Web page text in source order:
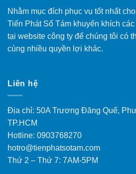
Nhằm mục đích phục vụ tốt nhất
Tiến Phát Số Tám khuyến khích
tại website công ty để chúng tôi có
cùng nhiều quyền lợi khác.
Liên hệ
Địa chỉ: 50A Trương Đăng Quế,
TP.HCM
Hotline: 0903768270
hotro@tienphatsotam.com
Thứ 2 – Thứ 7: 7AM-5PM